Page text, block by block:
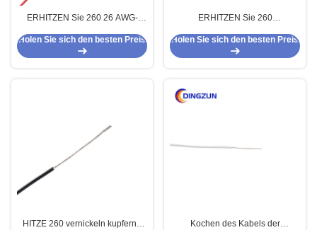
ERHITZEN Sie 260 26 AWG-
AWG-Lehre24 AWG-Lehre22
Kabel für Elektrogeräte
Holen Sie sich den besten Preis
ERHITZEN Sie 260
mehradriges Kabel 12 AWG-
Lehre 11AWG
Holen Sie sich den besten Preis
HITZE 260 vernickeln kupferne
Kochen des Kabels der